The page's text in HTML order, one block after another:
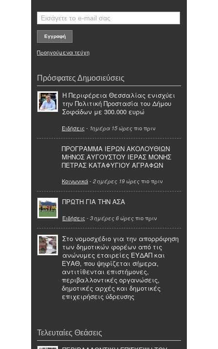
Προηγούμενα τεύχη
Πρόσφατες Δημοσιεύσεις
Η Περιφέρεια Θεσσαλίας ενισχύει
την Πολιτική Προστασία του Δήμου
Σοφάδων με 300.000 ευρώ
Ειδήσεις - 1ημέρα 15 ώρες πιο πριν
ΠΡΟΓΡΑΜΜΑ ΙΕΡΩΝ ΑΚΟΛΟΥΘΙΩΝ
ΜΗΝΟΣ ΑΥΓΟΥΣΤΟΥ ΙΕΡΑΣ ΜΟΝΗΣ
ΠΕΤΡΑΣ ΚΑΤΑΦΥΓΙΟΥ ΑΓΡΑΦΩΝ
Κοινωνικά- 2 ημέρες 19 ώρες πιο πριν
ΠΡΩΤΗ ΓΙΑ ΤΗΝ ΑΣΑ
Ειδήσεις - 3 ημέρες 6 ώρες πιο πριν
Στο νομοσχέδιο για την απορρόφηση
των δημοτικών φορέων από τις
ανώνυμες εταιρείες ΕΥΔΑΠ και
ΕΥΑΘ, που ψηφίζεται σήμερα,
αντιτίθενται επιστήμονες,
περιβαλλοντικές οργανώσεις,
δημοτικές αρχές και δημοτικές
επιχειρήσεις ύδρευσης
Τελευταίες Θεάσεις